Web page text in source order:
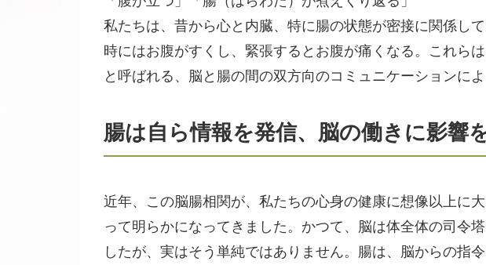
私たちは、昔から心と内臓、特に腸の状態が密接に関係し
時にはお腹がすくし、緊張するとお腹が痛くなる。これら
と呼ばれる、脳と腸の間の双方向のコミュニケーションに
腸は自ら情報を発信、脳の働きに影響
近年、この脳腸相関が、私たちの心身の健康に想像以上に
って明らかになってきました。かつて、脳は体全体の司令
したが、実はそう単純ではありません。腸は、脳からの指